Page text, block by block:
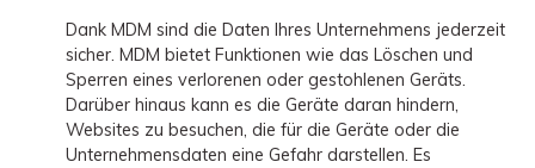
Dank MDM sind die Daten Ihres Unternehmens jederzeit
sicher. MDM bietet Funktionen wie das Löschen und
Sperren eines verlorenen oder gestohlenen Geräts.
Darüber hinaus kann es die Geräte daran hindern,
Websites zu besuchen, die für die Geräte oder die
Unternehmensdaten eine Gefahr darstellen. Es